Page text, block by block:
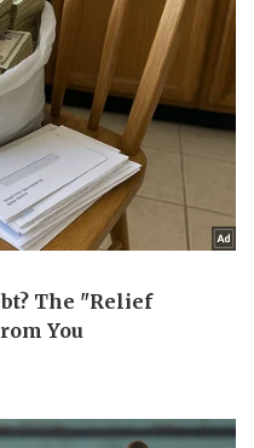
trí
Nghệ sĩ
Thời trang
Sao Việt